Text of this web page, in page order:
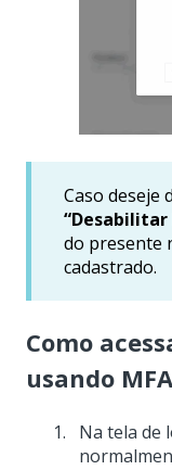
Caso deseje
“Desabilitar
do presente
cadastrado.
Como
usando MFA
Na tela de